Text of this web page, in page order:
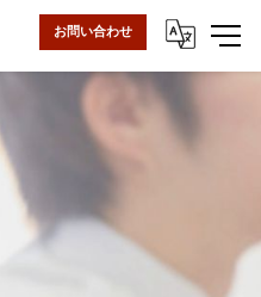
お問い合わせ